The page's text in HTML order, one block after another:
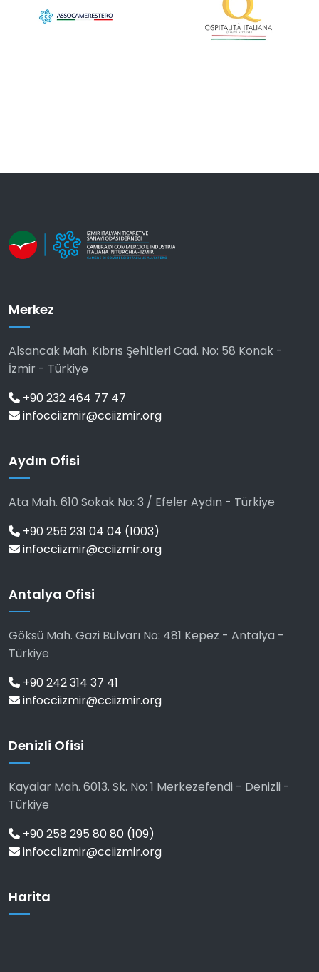
Merkez
Alsancak Mah. Kıbrıs Şehitleri Cad. No: 58 Konak -
İzmir - Türkiye
+90 232 464 77 47
infocciizmir@cciizmir.org
Aydın Ofisi
Ata Mah. 610 Sokak No: 3 / Efeler Aydın - Türkiye
+90 256 231 04 04 (1003)
infocciizmir@cciizmir.org
Antalya Ofisi
Göksü Mah. Gazi Bulvarı No: 481 Kepez - Antalya -
Türkiye
+90 242 314 37 41
infocciizmir@cciizmir.org
Denizli Ofisi
Kayalar Mah. 6013. Sk. No: 1 Merkezefendi - Denizli -
Türkiye
+90 258 295 80 80 (109)
infocciizmir@cciizmir.org
Harita